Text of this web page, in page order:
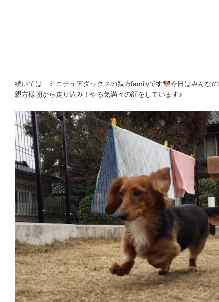
続いては、ミニチュアダックスの親方familyです
今日はみんな
親方様朝から走り込み！やる気満々の顔をしています♪